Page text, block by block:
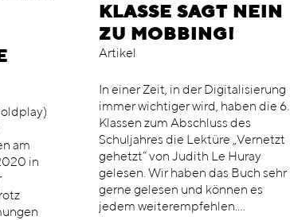
am
in
KLASSE SAGT NEIN
ZU MOBBING!
Artikel
In einer Zeit, in der Digitalisierung
immer wichtiger wird, haben die 6.
Klassen zum Abschluss des
Schuljahres die Lektüre „Vernetzt
gehetzt“ von Judith Le Huray
gelesen. Wir haben das Buch sehr
gerne gelesen und können es
jedem weiterempfehlen.…